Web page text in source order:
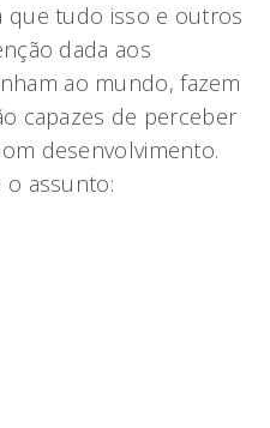
que tudo isso e outros
dada aos
ao mundo, fazem
capazes de perceber
desenvolvimento.
o assunto: